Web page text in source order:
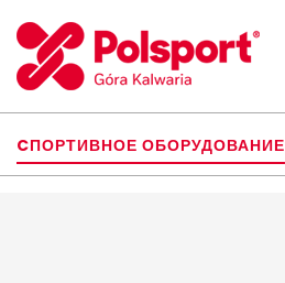
CПОРТИВНОЕ ОБОРУДОВАНИЕ